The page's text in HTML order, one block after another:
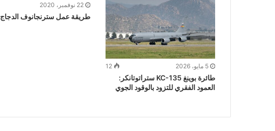
5 مايو، 2026 12
طائرة بوينغ KC-135 ستراتوتانكر:
العمود الفقري للتزود بالوقود الجوي
22 نوفمبر، 2020
طريقة عمل سترنجانوف الدجاج